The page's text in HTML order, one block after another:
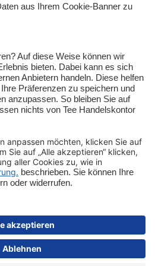
widerrufen
Cookie-Einstellungen
zur Barrierefreiheit